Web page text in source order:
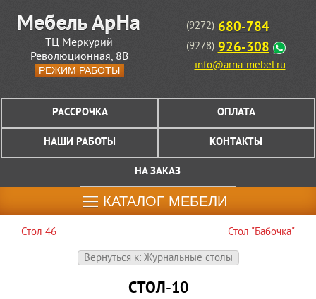
ТЦ Меркурий
Революционная, 8В
РЕЖИМ РАБОТЫ
(9272) 680-784
(9278) 926-308
info@arna-mebel.ru
РАССРОЧКА ОПЛАТА
НАШИ РАБОТЫ КОНТАКТЫ
НА ЗАКАЗ
КАТАЛОГ МЕБЕЛИ
Стол 46
Стол "Бабочка"
Вернуться к: Журнальные столы
СТОЛ-10